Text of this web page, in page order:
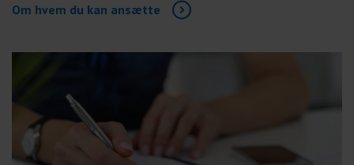
Om hvem du kan ansætte